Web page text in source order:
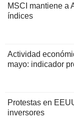
MSCI mantiene a
índices
Actividad
mayo: indicador
Protestas en
inversores